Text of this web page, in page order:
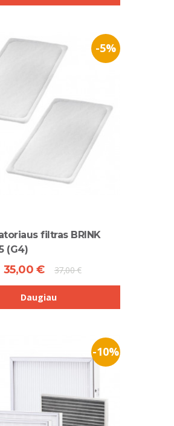
-5%
filtras BRINK
(G4)
35,00 € 37,00 €
Daugiau
-10%